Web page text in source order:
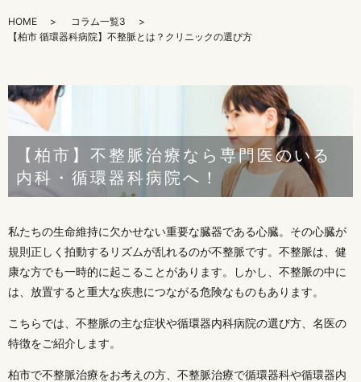
HOME
コラム一覧3
【柏市 循環器科病院】不整脈とは？クリニックの選び方
【柏市】不整脈治療なら専門医のいる
内科・循環器科病院へ！
私たちの生命維持に欠かせない重要な臓器である心臓。その心臓が
規則正しく拍動するリズムが乱れるのが不整脈です。不整脈は、健
康な方でも一時的に起こることがあります。しかし、不整脈の中に
は、放置すると重大な疾患につながる危険なものもあります。
こちらでは、不整脈の主な症状や循環器内科病院の選び方、名医の
特徴をご紹介します。
柏市で不整脈治療をお考えの方、不整脈治療で循環器科や循環器内